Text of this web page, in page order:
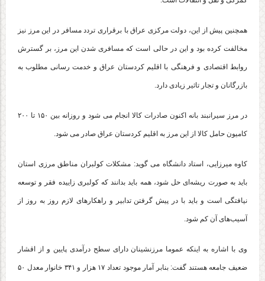
همچنین پیش از این، دولت مرکزی عراق با برقراری تردد مسافر در این مرز نیز
مخالفت کرده بود و این در حالی است که مسافری شدن این مرز، بر گسترش
روابط اقتصادی و فرهنگی با اقلیم کردستان عراق و خدمت رسانی مطلوب به
بازرگانان و تجار تاثیر زیادی دارد.
در مرز سیرانبند بانه اکنون صادرات کالا انجام می شود و روزانه بین ۱۵۰ تا ۲۰۰
کامیون حامل کالا از این مرز به اقلیم کردستان عراق صادر می شود.
کاوه میرزایی، استاد دانشگاه می گوید: مشکلات کولبران مناطق مرزی استان
باید به صورت ریشه‌ای حل شود، همه باید بدانند که کولبری زاییده فقر و توسعه
نیافتگی است و باید با در پیش گرفتن تدابیر و راهکارهای لازم روز به روز از
آسیب‌های آن کم شود.
وی با اشاره به اینکه عموما مرزنشینان دارای سطح درآمدی پایین و از اقشار
ضعیف جامعه هستند گفت: بنابر آمار موجود تعداد ۱۷ هزار و ۳۴۱ خانوار معدل ۵۰